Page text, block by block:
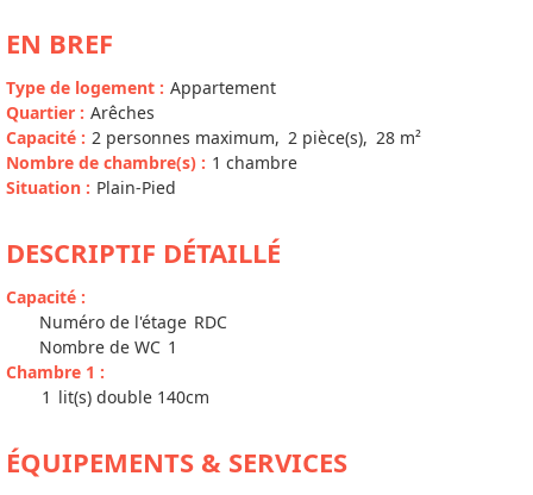
EN BREF
Type de logement : Appartement
Quartier : Arêches
Capacité : 2 personnes maximum 2 pièce(s) 28 m²
Nombre de chambre(s) : 1 chambre
Situation : Plain-Pied
DESCRIPTIF DÉTAILLÉ
Capacité :
Numéro de l'étage RDC
Nombre de WC 1
Chambre 1 :
1 lit(s) double 140cm
ÉQUIPEMENTS & SERVICES